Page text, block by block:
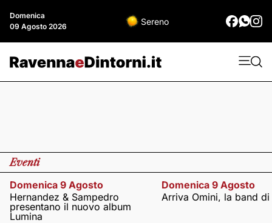
Domenica
09 Agosto 2026
Sereno
Eventi
Domenica 9 Agosto
Hernandez & Sampedro
presentano il nuovo album
Lumina
Domenica 9 Agosto
Arriva Omini, la band